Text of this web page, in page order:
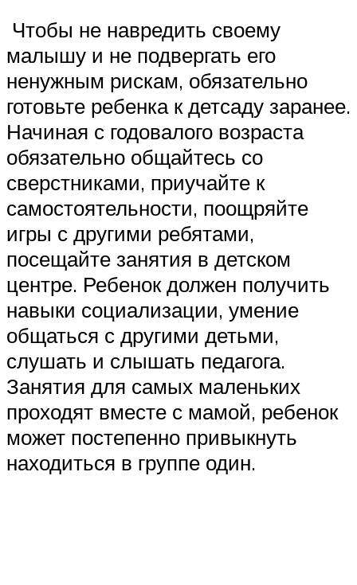
Чтобы не навредить своему
малышу и не подвергать его
ненужным рискам, обязательно
готовьте ребенка к детсаду заранее.
Начиная с годовалого возраста
обязательно общайтесь со
сверстниками, приучайте к
самостоятельности, поощряйте
игры с другими ребятами,
посещайте занятия в детском
центре. Ребенок должен получить
навыки социализации, умение
общаться с другими детьми,
слушать и слышать педагога.
Занятия для самых маленьких
проходят вместе с мамой, ребенок
может постепенно привыкнуть
находиться в группе один.